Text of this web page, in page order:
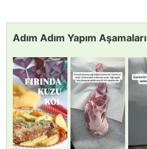
Adım Adım Yapım Aşamaları